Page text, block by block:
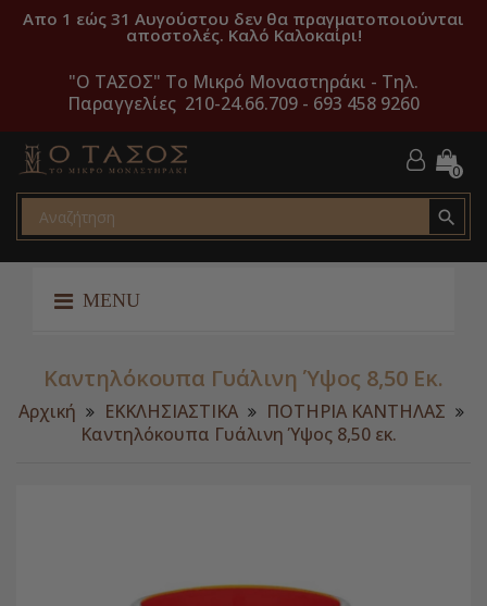
Απο 1 εώς 31 Αυγούστου δεν θα πραγματοποιούνται
αποστολές. Καλό Καλοκαίρι!
"O ΤΑΣΟΣ" Το Μικρό Μοναστηράκι - Τηλ.
Παραγγελίες 210-24.66.709 - 693 458 9260
0

MENU
Καντηλόκουπα Γυάλινη Ύψος 8,50 Εκ.
Αρχική ΕΚΚΛΗΣΙΑΣΤΙΚΑ
ΠΟΤΗΡΙΑ ΚΑΝΤΗΛΑΣ
Καντηλόκουπα Γυάλινη Ύψος 8,50 εκ.